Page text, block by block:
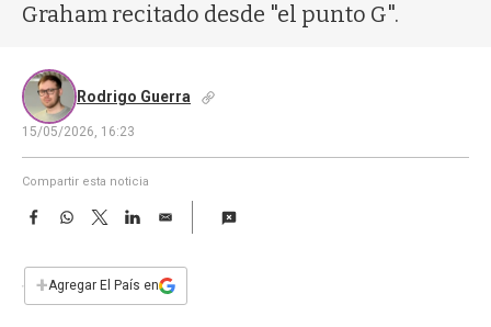
Graham recitado desde "el punto G".
Rodrigo Guerra
15/05/2026, 16:23
Compartir esta noticia
F
e
b
W
s
T
w
t
L
E
i
l
+Agregar El País en